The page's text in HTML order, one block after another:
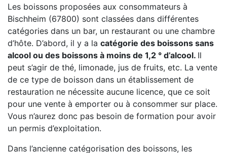
Les boissons proposées aux consommateurs à
Bischheim (67800) sont classées dans différentes
catégories dans un bar, un restaurant ou une chambre
d’hôte. D’abord, il y a la catégorie des boissons sans
alcool ou des boissons à moins de 1,2 ° d’alcool. Il
peut s’agir de thé, limonade, jus de fruits, etc. La vente
de ce type de boisson dans un établissement de
restauration ne nécessite aucune licence, que ce soit
pour une vente à emporter ou à consommer sur place.
Vous n’aurez donc pas besoin de formation pour avoir
un permis d’exploitation.
Dans l’ancienne catégorisation des boissons, les